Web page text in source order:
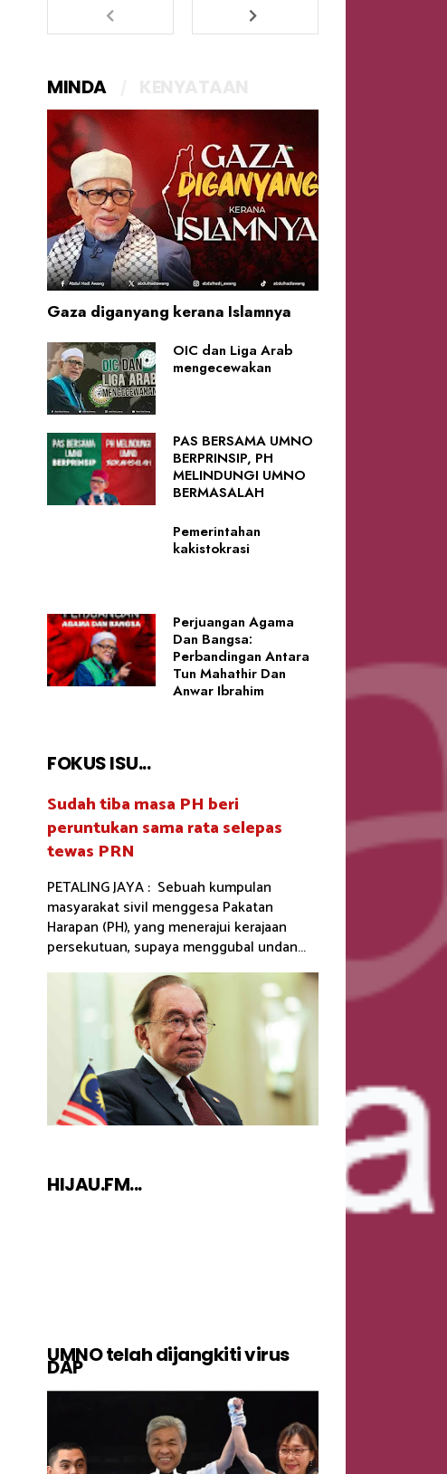
MINDA
Gaza diganyang kerana Islamnya
OIC dan Liga Arab
mengecewakan
PAS BERSAMA UMNO
BERPRINSIP, PH
MELINDUNGI UMNO
BERMASALAH
Pemerintahan
kakistokrasi
Perjuangan Agama
Dan Bangsa:
Perbandingan Antara
Tun Mahathir Dan
Anwar Ibrahim
FOKUS ISU...
Sudah tiba masa PH beri
peruntukan sama rata selepas
tewas PRN
PETALING JAYA : Sebuah kumpulan
masyarakat sivil menggesa Pakatan
Harapan (PH), yang menerajui kerajaan
persekutuan, supaya menggubal undan...
HIJAU.FM...
UMNO telah dijangkiti virus
DAP